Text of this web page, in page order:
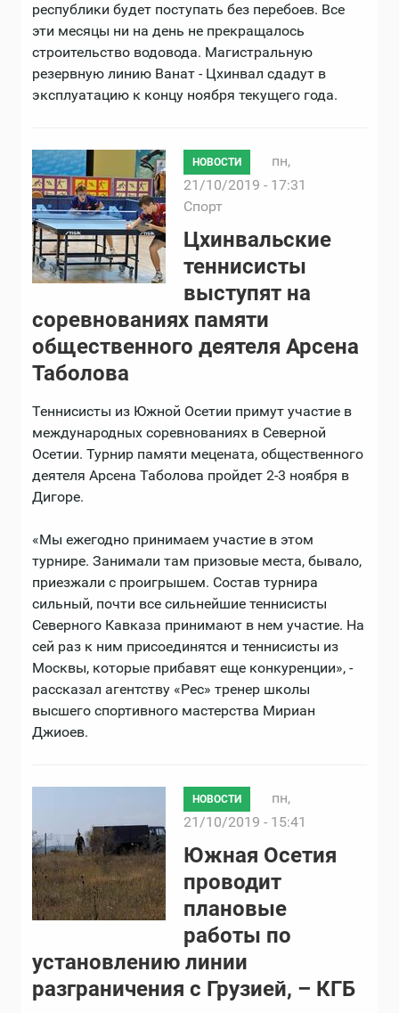
республики будет поступать без перебоев. Все
эти месяцы ни на день не прекращалось
строительство водовода. Магистральную
резервную линию Ванат - Цхинвал сдадут в
эксплуатацию к концу ноября текущего года.
НОВОСТИ
пн,
21/10/2019 - 17:31
Спорт
Цхинвальские
теннисисты
выступят на
соревнованиях памяти
общественного деятеля Арсена
Таболова
Теннисисты из Южной Осетии примут участие в
международных соревнованиях в Северной
Осетии. Турнир памяти мецената, общественного
деятеля Арсена Таболова пройдет 2-3 ноября в
Дигоре.
«Мы ежегодно принимаем участие в этом
турнире. Занимали там призовые места, бывало,
приезжали с проигрышем. Состав турнира
сильный, почти все сильнейшие теннисисты
Северного Кавказа принимают в нем участие. На
сей раз к ним присоединятся и теннисисты из
Москвы, которые прибавят еще конкуренции», -
рассказал агентству «Рес» тренер школы
высшего спортивного мастерства Мириан
Джиоев.
НОВОСТИ
пн,
21/10/2019 - 15:41
Южная Осетия
проводит
плановые
работы по
установлению линии
разграничения с Грузией, – КГБ